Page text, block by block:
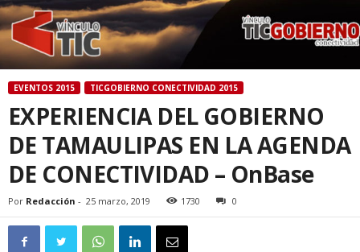
EVENTOS 2015 TICGOBIERNO CONECTIVIDAD 2015
EXPERIENCIA DEL GOBIERNO
DE TAMAULIPAS EN LA AGENDA
DE CONECTIVIDAD – OnBase
Por Redacción - 25 marzo, 2019 1730 0